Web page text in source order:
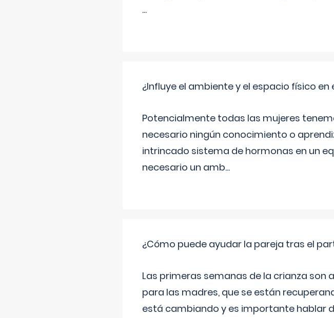
...
¿Influye el ambiente y el espacio físico
Potencialmente todas las mujeres
necesario ningún conocimiento o
intrincado sistema de hormonas en un
necesario un amb...
¿Cómo puede ayudar la pareja tras el
Las primeras semanas de la crianza
para las madres, que se están
está cambiando y es importante hablar